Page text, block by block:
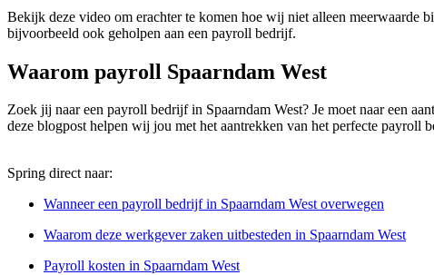
Bekijk deze video om erachter te komen hoe wij niet alleen meerwaarde
bijvoorbeeld ook geholpen aan een payroll bedrijf.
Waarom payroll Spaarndam West
Zoek jij naar een payroll bedrijf in Spaarndam West? Je moet naar een
deze blogpost helpen wij jou met het aantrekken van het perfecte payroll
Spring direct naar:
Wanneer een payroll bedrijf in Spaarndam West overwegen
Waarom deze werkgever zaken uitbesteden in Spaarndam West
Payroll kosten in Spaarndam West